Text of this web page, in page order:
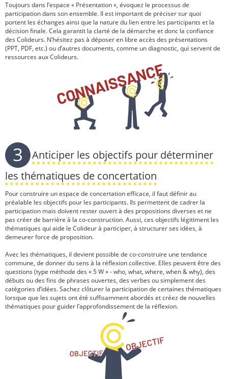
Toujours dans l’espace « Présentation », évoquez le processus de
participation dans son ensemble. Il est important de préciser sur quoi
portent les échanges ainsi que la nature du lien entre les participants et la
décision finale. Cela garantit la clarté de la démarche et donc la confiance
des Colideurs. N’hésitez pas à déposer en libre accès des présentations
(PPT, PDF, etc.) ou d’autres documents, comme un diagnostic, qui servent de
ressources aux Colideurs.
3
Anticiper les objectifs pour déterminer
les thématiques de concertation
Pour construire un espace de concertation efficace, il faut définir au
préalable les objectifs pour les participants. Ils permettent de cadrer la
participation mais doivent rester ouvert à des propositions diverses et ne
pas créer de barrière à la co-construction. Aussi, ces objectifs légitiment les
thématiques qui aide le Colideur à participer, à structurer ses idées, à
demeurer force de proposition.
Avec les thématiques, il devient possible de co-construire une tendance
commune, de donner du sens à la réflexion collective. Elles peuvent être des
questions (type méthode des « 5 W » - who, what, where, when & why), des
débuts ou des fins de phrases ouvertes, des verbes ou simplement des
catégories d’idées. Sachez clôturer la participation de certaines thématiques
lorsque que les sujets ont été suffisamment abordés et créez de nouvelles
thématiques pour guider l’approfondissement de la réflexion.